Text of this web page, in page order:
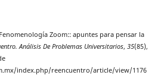
Zoom:: apuntes para pensar la
Análisis De Problemas Universitarios, 35(85),
index.php/reencuentro/article/view/1176